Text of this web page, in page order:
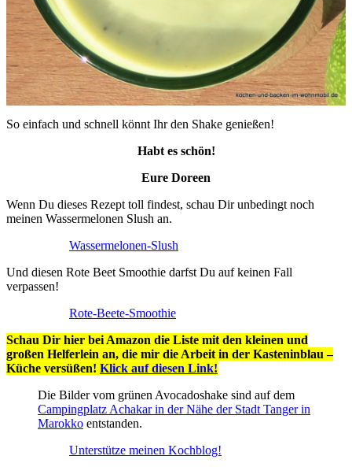
So einfach und schnell könnt Ihr den Shake genießen!
Habt es schön!
Eure Doreen
Wenn Du dieses Rezept toll findest, schau Dir unbedingt noch
meinen Wassermelonen Slush an.
Wassermelonen-Slush
Und diesen Rote Beet Smoothie darfst Du auf keinen Fall
verpassen!
Rote-Beete-Smoothie
Schau Dir hier bei Amazon die Liste mit den kleinen und
großen Helferlein an, die mir die Arbeit in der Kasteninblau –
Küche versüßen! Klick auf diesen Link!
Die Bilder vom grünen Avocadoshake sind auf dem
Campingplatz Achakar in der Nähe der Stadt Tanger in
Marokko entstanden.
Unterstütze meinen Kochblog!